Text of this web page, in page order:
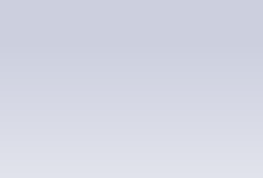
les mentions légales de ce site.
principalement de données techniques